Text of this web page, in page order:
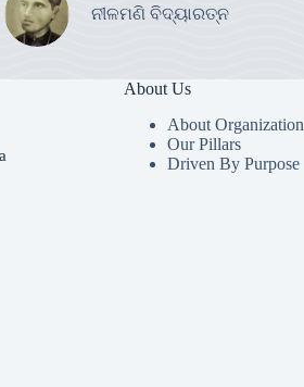
ନୀଳମଣି ବିଦ୍ୟାରତ୍ନ
About Us
About Organization
Our Pillars
Driven By Purpose​